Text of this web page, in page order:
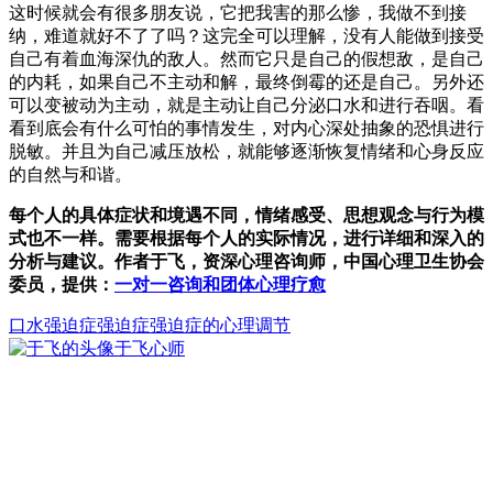
这时候就会有很多朋友说，它把我害的那么惨，我做不到接
纳，难道就好不了了吗？这完全可以理解，没有人能做到接受
自己有着血海深仇的敌人。然而它只是自己的假想敌，是自己
的内耗，如果自己不主动和解，最终倒霉的还是自己。另外还
可以变被动为主动，就是主动让自己分泌口水和进行吞咽。看
看到底会有什么可怕的事情发生，对内心深处抽象的恐惧进行
脱敏。并且为自己减压放松，就能够逐渐恢复情绪和心身反应
的自然与和谐。
每个人的具体症状和境遇不同，情绪感受、思想观念与行为模
式也不一样。需要根据每个人的实际情况，进行详细和深入的
分析与建议。作者于飞，资深心理咨询师，中国心理卫生协会
委员，提供： 一对一咨询和团体心理疗愈
口水强迫症强迫症强迫症的心理调节
于飞心师